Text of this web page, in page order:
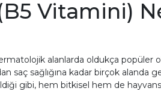
Vitamini)
alanlarda oldukça popüler
saç sağlığına kadar birçok alanda
gibi, hem bitkisel hem de